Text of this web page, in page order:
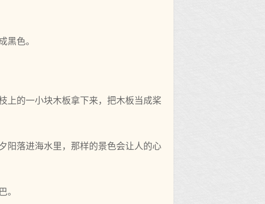
黑色。
上的一小块木板拿下来，把木板当成桨
阳落进海水里，那样的景色会让人的心
。